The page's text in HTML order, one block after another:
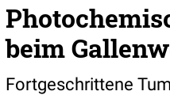
beim
Fortgeschrittene